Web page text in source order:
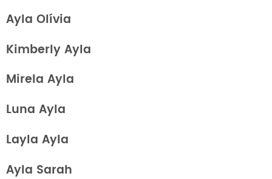
Ayla Olívia
Kimberly Ayla
Mirela Ayla
Luna Ayla
Layla Ayla
Ayla Sarah